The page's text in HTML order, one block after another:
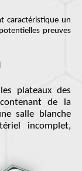
caractéristique un
preuves
plateaux des
de la
salle blanche
incomplet,